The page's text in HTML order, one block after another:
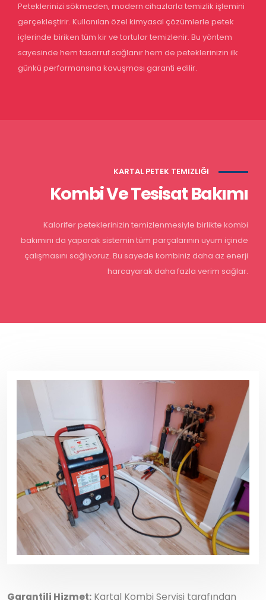
Peteklerinizi sökmeden, modern cihazlarla temizlik işlemini
gerçekleştirir. Kullanılan özel kimyasal çözümlerle petek
içlerinde biriken tüm kir ve tortular temizlenir. Bu yöntem
sayesinde hem tasarruf sağlanır hem de peteklerinizin ilk
günkü performansına kavuşması garanti edilir.
KARTAL PETEK TEMIZLIĞI
Kombi Ve Tesisat Bakımı
Kalorifer peteklerinizin temizlenmesiyle birlikte kombi
bakımını da yaparak sistemin tüm parçalarının uyum içinde
çalışmasını sağlıyoruz. Bu sayede kombiniz daha az enerji
harcayarak daha fazla verim sağlar.
Garantili Hizmet: Kartal Kombi Servisi tarafından